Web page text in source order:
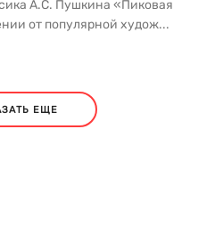
А.С. Пушкина «Пиковая
от популярной худож...
ЕЩЕ